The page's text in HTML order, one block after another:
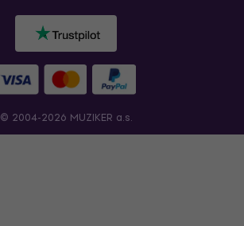
© 2004-2026 MUZIKER a.s.